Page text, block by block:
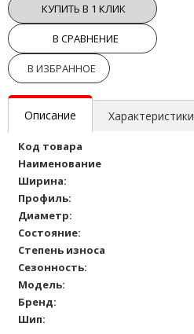
КУПИТЬ В 1 КЛИК
В СРАВНЕНИЕ
В ИЗБРАННОЕ
Описание Характеристики
Код товара
Наименование
Ширина:
Профиль:
Диаметр:
Состояние:
Степень износа
Сезонность:
Модель:
Бренд:
Шип: